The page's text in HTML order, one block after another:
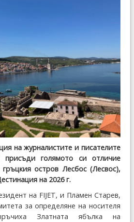
на журналистите и писателите
присъди голямото си отличие
гръцкия остров Лесбос (Лесвос),
на 2026 г.
на FIJET, и Пламен Старев,
за определяне на носителя
Златната ябълка на